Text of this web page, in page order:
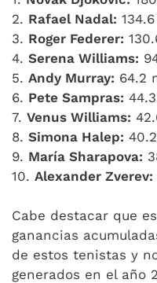
2. Rafael Nadal:
3. Roger Federer:
4. Serena Williams:
5. Andy Murray: 64.2
6. Pete Sampras:
7. Venus Williams:
8. Simona Halep:
9. María Sharapova:
10. Alexander Zverev:
Cabe destacar que
ganancias
de estos tenistas y
generados en el año